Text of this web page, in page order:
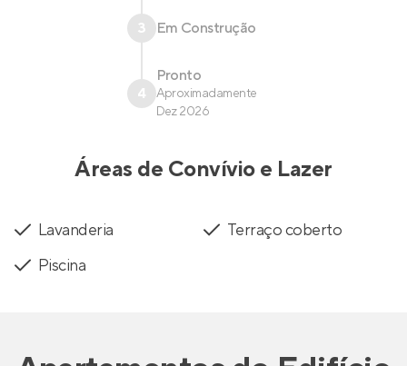
3 Em Construção
4
Pronto
Aproximadamente
Dez 2026
Áreas de Convívio e Lazer
Lavanderia
Terraço coberto
Piscina